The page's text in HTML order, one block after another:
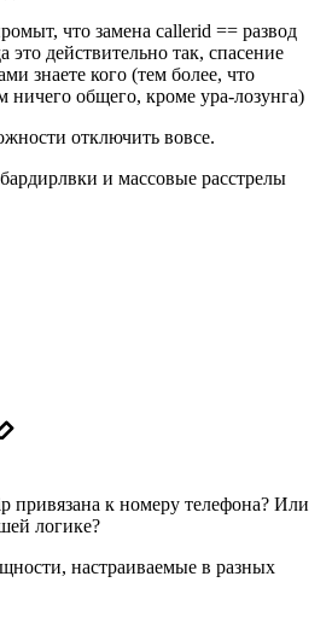
что замена callerid == развод
это действительно так, спасение
знаете кого (тем более, что
ничего общего, кроме ура-лозунга)
отключить вовсе.
и массовые расстрелы
привязана к номеру телефона? Или
логике?
настраиваемые в разных